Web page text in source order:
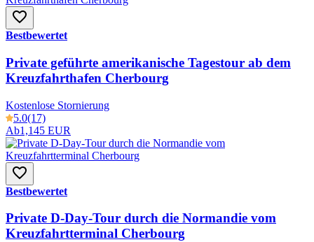
Bestbewertet
Private geführte amerikanische Tagestour ab dem
Kreuzfahrthafen Cherbourg
Kostenlose Stornierung
5.0(17)
Ab1,145 EUR
Bestbewertet
Private D-Day-Tour durch die Normandie vom
Kreuzfahrtterminal Cherbourg